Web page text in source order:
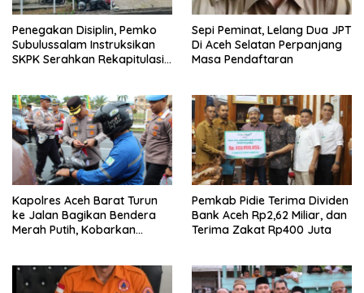
Penegakan Disiplin, Pemko
Subulussalam Instruksikan
SKPK Serahkan Rekapitulasi
Sepi Peminat, Lelang Dua JPT
Di Aceh Selatan Perpanjang
Masa Pendaftaran
Kapolres Aceh Barat Turun
ke Jalan Bagikan Bendera
Merah Putih, Kobarkan
Pemkab Pidie Terima Dividen
Bank Aceh Rp2,62 Miliar, dan
Terima Zakat Rp400 Juta